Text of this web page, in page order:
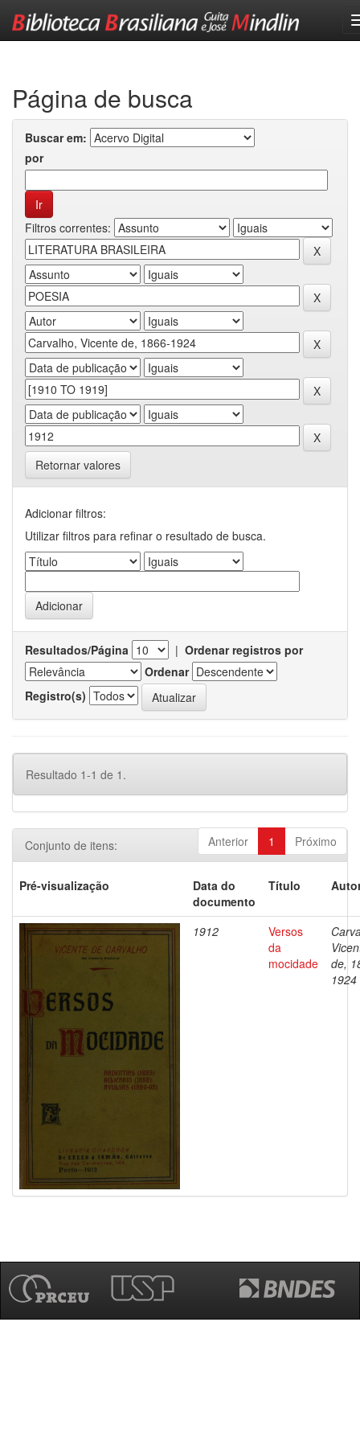
Página de busca
Buscar em:
por
Filtros correntes:
Retornar valores
Adicionar filtros:
Utilizar filtros para refinar o resultado de busca.
Resultados/Página | Ordenar registros por
Ordenar
Registro(s)
Resultado 1-1 de 1.
Anterior 1 Próximo
Conjunto de itens:
Pré-visualização
Data do
documento
Título
1912
Versos
da
mocidade
de,
1924